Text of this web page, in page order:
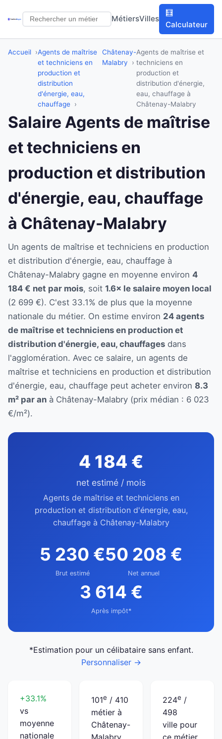
MétiersVilles
🧮
Calculateur
Accueil
Agents de maîtrise
et techniciens en
production et
distribution
d'énergie, eau,
chauffage
Châtenay-
Malabry
Agents de maîtrise et
techniciens en
production et
distribution d'énergie,
eau, chauffage à
Châtenay-Malabry
Salaire Agents de maîtrise
et techniciens en
production et distribution
d'énergie, eau, chauffage
à Châtenay-Malabry
Un agents de maîtrise et techniciens en production
et distribution d'énergie, eau, chauffage à
Châtenay-Malabry gagne en moyenne environ 4
184 € net par mois, soit 1.6× le salaire moyen local
(2 699 €). C'est 33.1% de plus que la moyenne
nationale du métier. On estime environ 24 agents
de maîtrise et techniciens en production et
distribution d'énergie, eau, chauffages dans
l'agglomération. Avec ce salaire, un agents de
maîtrise et techniciens en production et distribution
d'énergie, eau, chauffage peut acheter environ 8.3
m² par an à Châtenay-Malabry (prix médian : 6 023
€/m²).
4 184 €
net estimé / mois
Agents de maîtrise et techniciens en
production et distribution d'énergie, eau,
chauffage à Châtenay-Malabry
5 230 €
Brut estimé
50 208 €
Net annuel
3 614 €
Après impôt*
*Estimation pour un célibataire sans enfant.
Personnaliser →
+33.1%
vs
moyenne
nationale
101e / 410
métier à
Châtenay-
224e /
498
ville pour